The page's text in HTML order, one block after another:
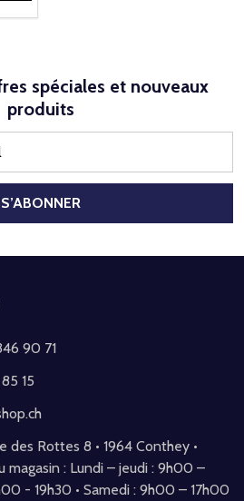
spéciales et nouveaux
produits
S’ABONNER
90 71
15
– jeudi : 9h00 –
- 19h30 • Samedi : 9h00 – 17h00